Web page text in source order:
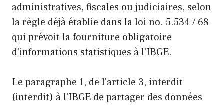
administratives, fiscales ou judiciaires, selon
la règle déjà établie dans la loi no. 5.534 / 68
qui prévoit la fourniture obligatoire
d'informations statistiques à l'IBGE.
Le paragraphe 1, de l'article 3, interdit
(interdit) à l'IBGE de partager des données